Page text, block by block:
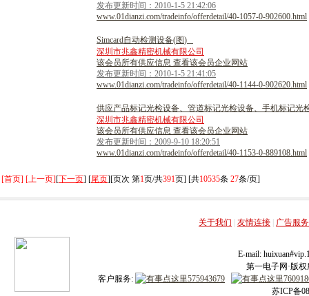
发布更新时间：2010-1-5 21:42:06
www.01dianzi.com/tradeinfo/offerdetail/40-1057-0-902600.html
Simcard自动检测设备(图)
深圳市兆鑫精密机械有限公司
该会员所有供应信息 查看该会员企业网站
发布更新时间：2010-1-5 21:41:05
www.01dianzi.com/tradeinfo/offerdetail/40-1144-0-902620.html
供应产品标记光检设备、 管道标记光检设备、 手机标记光
深圳市兆鑫精密机械有限公司
该会员所有供应信息 查看该会员企业网站
发布更新时间：2009-9-10 18:20:51
www.01dianzi.com/tradeinfo/offerdetail/40-1153-0-889108.html
[首页] [上一页][下一页] [尾页][页次 第1页/共391页] [共10535条 27条/页]
关于我们 友情连接 广告服务
E-mail:
第一电子网·版权
客户服务:
苏ICP备